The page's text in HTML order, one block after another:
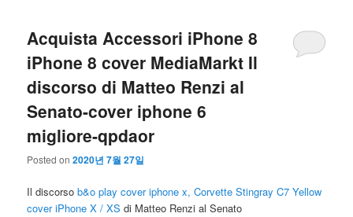
Acquista Accessori iPhone 8
iPhone 8 cover MediaMarkt Il
discorso di Matteo Renzi al
Senato-cover iphone 6
migliore-qpdaor
Posted on2020년 7월 27일
Il discorsob&o play cover iphone x, Corvette Stingray C7 Yellow
cover iPhone X / XS di Matteo Renzi al Senato